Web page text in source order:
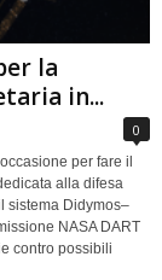
la
in...
0
per fare il
alla difesa
sistema Didymos–
NASA DART
contro possibili